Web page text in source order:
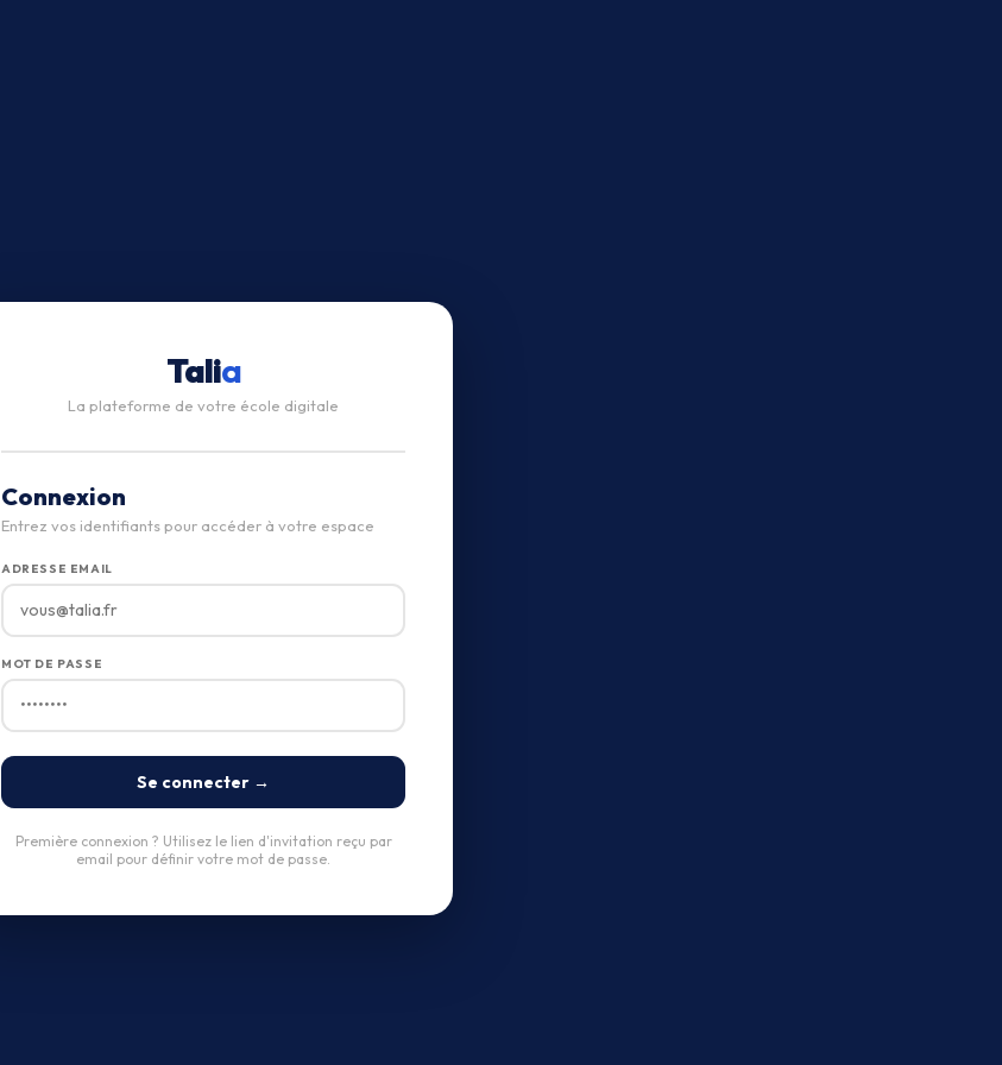
Talia
La plateforme de votre école digitale
Connexion
Entrez vos identifiants pour accéder à votre espace
ADRESSE EMAIL
MOT DE PASSE
Se connecter →
Première connexion ? Utilisez le lien d'invitation reçu par
email pour définir votre mot de passe.